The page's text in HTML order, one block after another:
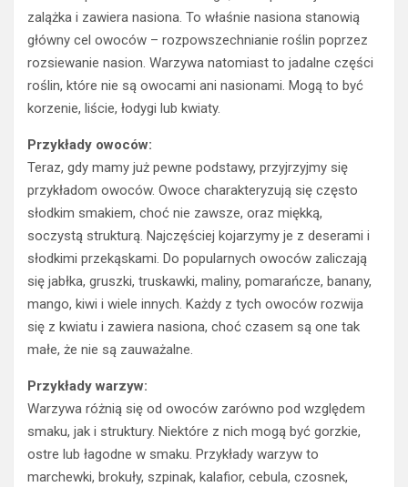
zalążka i zawiera nasiona. To właśnie nasiona stanowią
główny cel owoców – rozpowszechnianie roślin poprzez
rozsiewanie nasion. Warzywa natomiast to jadalne części
roślin, które nie są owocami ani nasionami. Mogą to być
korzenie, liście, łodygi lub kwiaty.
Przykłady owoców:
Teraz, gdy mamy już pewne podstawy, przyjrzyjmy się
przykładom owoców. Owoce charakteryzują się często
słodkim smakiem, choć nie zawsze, oraz miękką,
soczystą strukturą. Najczęściej kojarzymy je z deserami i
słodkimi przekąskami. Do popularnych owoców zaliczają
się jabłka, gruszki, truskawki, maliny, pomarańcze, banany,
mango, kiwi i wiele innych. Każdy z tych owoców rozwija
się z kwiatu i zawiera nasiona, choć czasem są one tak
małe, że nie są zauważalne.
Przykłady warzyw:
Warzywa różnią się od owoców zarówno pod względem
smaku, jak i struktury. Niektóre z nich mogą być gorzkie,
ostre lub łagodne w smaku. Przykłady warzyw to
marchewki, brokuły, szpinak, kalafior, cebula, czosnek,